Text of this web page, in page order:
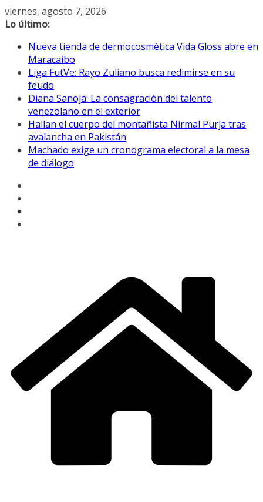
Saltar
al
viernes, agosto 7, 2026
Lo último:
Nueva tienda de dermocosmética Vida Gloss abre en
Maracaibo
Liga FutVe: Rayo Zuliano busca redimirse en su
feudo
Diana Sanoja: La consagración del talento
venezolano en el exterior
Hallan el cuerpo del montañista Nirmal Purja tras
avalancha en Pakistán
Machado exige un cronograma electoral a la mesa
de diálogo